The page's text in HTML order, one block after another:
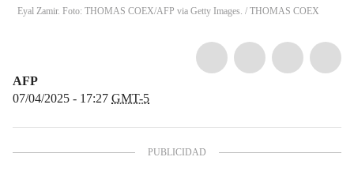
Eyal Zamir. Foto: THOMAS COEX/AFP via Getty Images. / THOMAS COEX
AFP
07/04/2025 - 17:27 GMT-5